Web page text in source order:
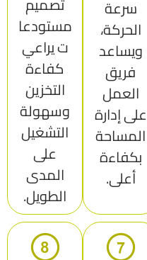
سرعة
الحركة،
ويساعد
فريق
العمل
على إدارة
المساحة
بكفاءة
أعلى.
مستودعا
ت يراعي
كفاءة
التخزين
وسهولة
التشغيل
على
المدى
الطويل.